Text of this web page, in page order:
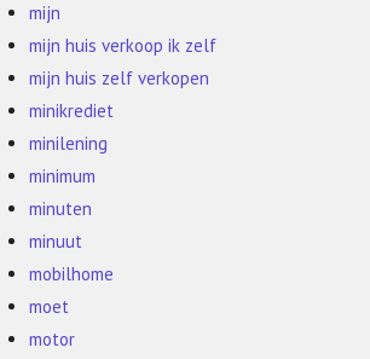
mijn
mijn huis verkoop ik zelf
mijn huis zelf verkopen
minikrediet
minilening
minimum
minuten
minuut
mobilhome
moet
motor